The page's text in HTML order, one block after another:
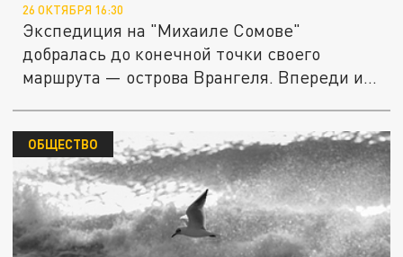
26 ОКТЯБРЯ 16:30
Экспедиция на "Михаиле Сомове"
добралась до конечной точки своего
маршрута — острова Врангеля. Впереди и
ОБЩЕСТВО